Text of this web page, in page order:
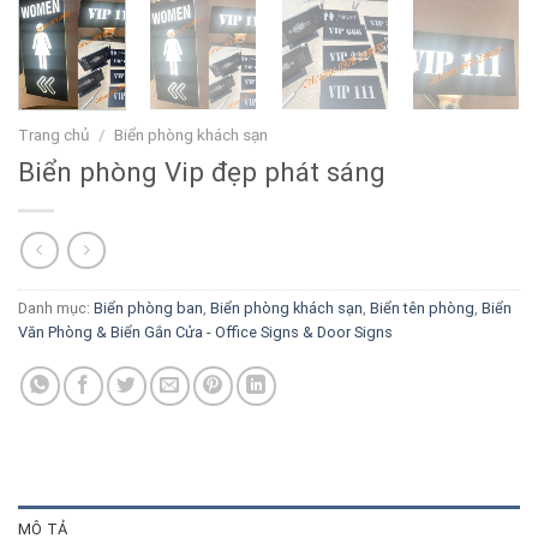
Trang chủ / Biển phòng khách sạn
Biển phòng Vip đẹp phát sáng
Danh mục: Biển phòng ban, Biển phòng khách sạn, Biển tên phòng, Biển
Văn Phòng & Biển Gắn Cửa - Office Signs & Door Signs
MÔ TẢ